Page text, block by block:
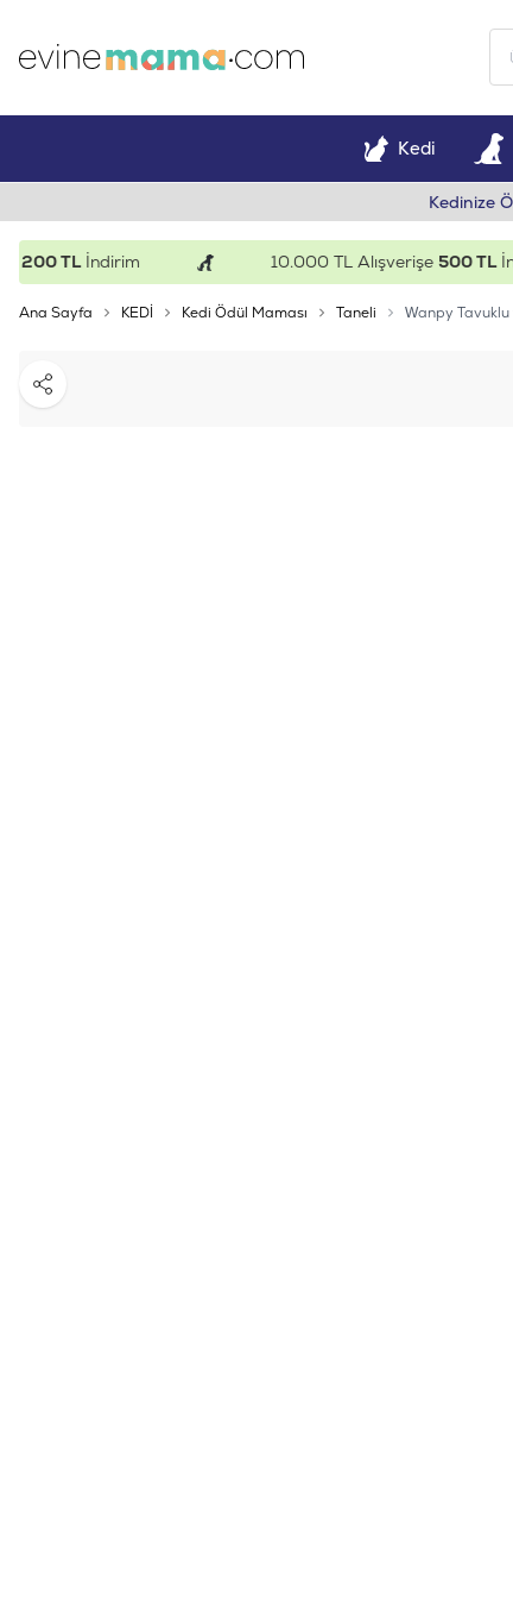
Kedi
Kedinize
TLİndirim 10.000 TL Alışverişe500 TL
Ana Sayfa KEDİ Kedi Ödül Maması Taneli Wanpy Tavuklu
Paylaş